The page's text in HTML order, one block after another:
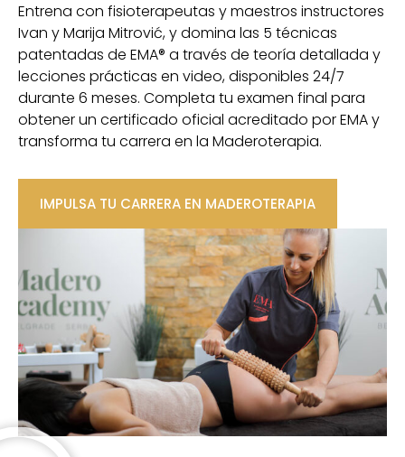
Entrena con fisioterapeutas y maestros instructores
Ivan y Marija Mitrović, y domina las 5 técnicas
patentadas de EMA® a través de teoría detallada y
lecciones prácticas en video, disponibles 24/7
durante 6 meses. Completa tu examen final para
obtener un certificado oficial acreditado por EMA y
transforma tu carrera en la Maderoterapia.
IMPULSA TU CARRERA EN MADEROTERAPIA